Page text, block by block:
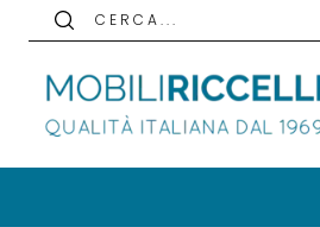
C E R C A . . .